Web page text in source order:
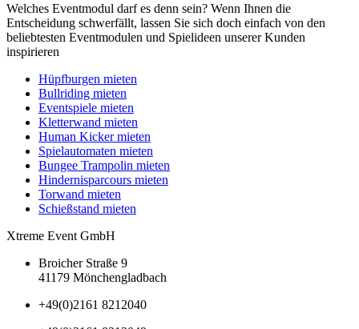
Welches Eventmodul darf es denn sein? Wenn Ihnen die
Entscheidung schwerfällt, lassen Sie sich doch einfach von den
beliebtesten Eventmodulen und Spielideen unserer Kunden
inspirieren
Hüpfburgen mieten
Bullriding mieten
Eventspiele mieten
Kletterwand mieten
Human Kicker mieten
Spielautomaten mieten
Bungee Trampolin mieten
Hindernisparcours mieten
Torwand mieten
Schießstand mieten
Xtreme Event GmbH
Broicher Straße 9
41179 Mönchengladbach
+49(0)2161 8212040